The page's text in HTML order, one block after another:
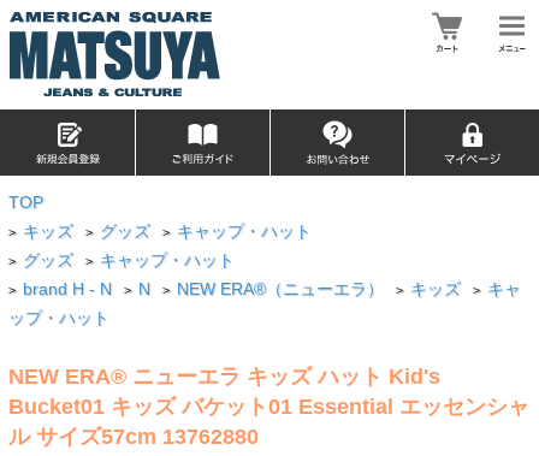
TOP
> キッズ > グッズ > キャップ・ハット
> グッズ > キャップ・ハット
> brand H - N > N > NEW ERA®（ニューエラ） > キッズ > キャ
ップ・ハット
NEW ERA® ニューエラ キッズ ハット Kid's
Bucket01 キッズ バケット01 Essential エッセンシャ
ル サイズ57cm 13762880